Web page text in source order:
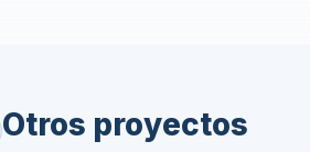
Otros proyectos